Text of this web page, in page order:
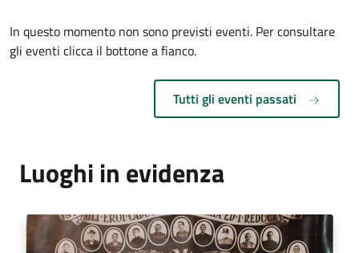
In questo momento non sono previsti eventi. Per consultare
gli eventi clicca il bottone a fianco.
Tutti gli eventi passati
Luoghi in evidenza